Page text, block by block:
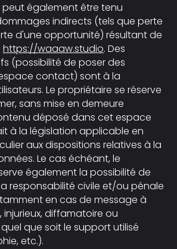
peut également être tenu
indirects (tels que perte
d'une opportunité) résultant de
https://waaaw.studio. Des
(possibilité de poser des
contact) sont à la
Le propriétaire se réserve
sans mise en demeure
déposé dans cet espace
à la législation applicable en
aux dispositions relatives à la
Le cas échéant, le
également la possibilité de
responsabilité civile et/ou pénale
en cas de message à
diffamatoire ou
que soit le support utilisé
etc.).